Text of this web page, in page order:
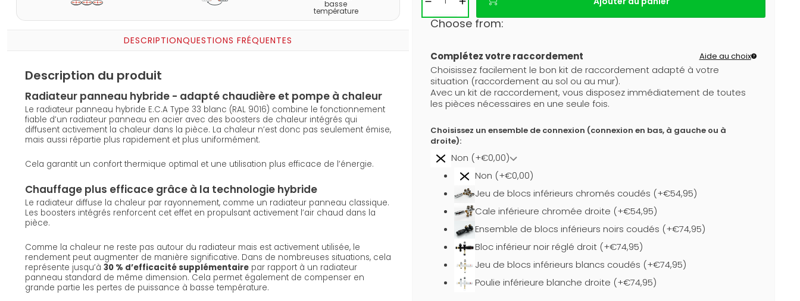
basse
température
DESCRIPTIONQUESTIONS FRÉQUENTES
Description du produit
Radiateur panneau hybride - adapté chaudière et pompe à chaleur
Le radiateur panneau hybride E.C.A Type 33 blanc (RAL 9016) combine le fonctionnement
fiable d’un radiateur panneau en acier avec des boosters de chaleur intégrés qui
diffusent activement la chaleur dans la pièce. La chaleur n’est donc pas seulement émise,
mais aussi répartie plus rapidement et plus uniformément.
Cela garantit un confort thermique optimal et une utilisation plus efficace de l’énergie.
Chauffage plus efficace grâce à la technologie hybride
Le radiateur diffuse la chaleur par rayonnement, comme un radiateur panneau classique.
Les boosters intégrés renforcent cet effet en propulsant activement l’air chaud dans la
pièce.
Comme la chaleur ne reste pas autour du radiateur mais est activement utilisée, le
rendement peut augmenter de manière significative. Dans de nombreuses situations, cela
représente jusqu’à 30 % d’efficacité supplémentaire par rapport à un radiateur
panneau standard de même dimension. Cela permet également de compenser en
grande partie les pertes de puissance à basse température.
Choose from:
Complétez votre raccordement Aide au choix
Choisissez facilement le bon kit de raccordement adapté à votre
situation (raccordement au sol ou au mur).
Avec un kit de raccordement, vous disposez immédiatement de toutes
les pièces nécessaires en une seule fois.
Choisissez un ensemble de connexion (connexion en bas, à gauche ou à
droite):
Non (+€0,00)
Non (+€0,00)
Jeu de blocs inférieurs chromés coudés (+€54,95)
Cale inférieure chromée droite (+€54,95)
Ensemble de blocs inférieurs noirs coudés (+€74,95)
Bloc inférieur noir réglé droit (+€74,95)
Jeu de blocs inférieurs blancs coudés (+€74,95)
Poulie inférieure blanche droite (+€74,95)